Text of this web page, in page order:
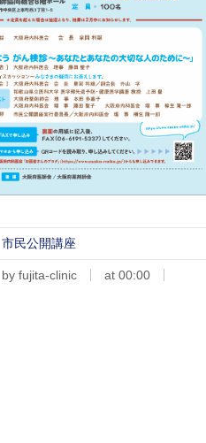
市民公開講座
by fujita-clinic at 00:00